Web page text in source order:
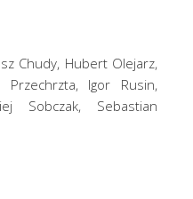
Hubert Olejarz,
Igor Rusin,
Sobczak, Sebastian